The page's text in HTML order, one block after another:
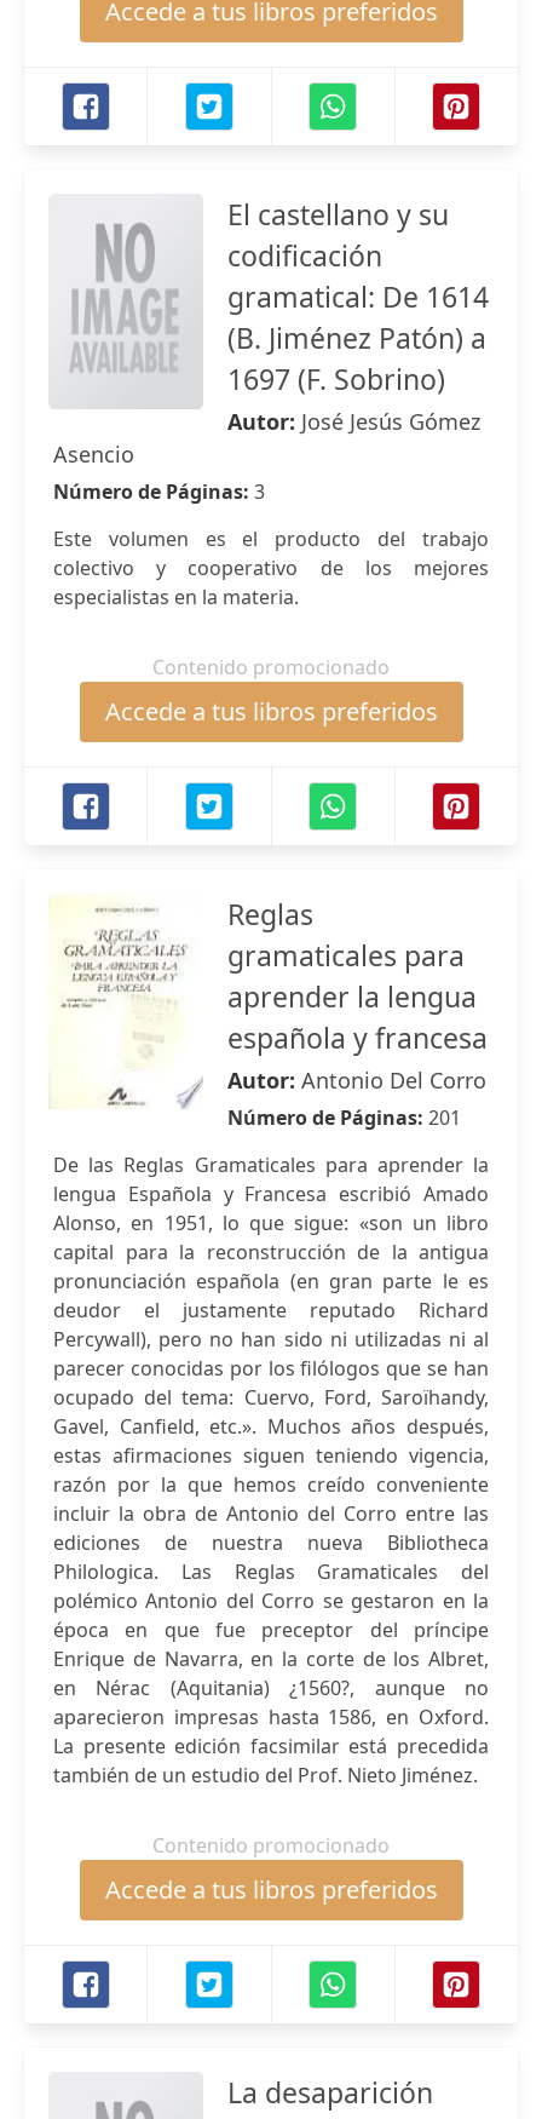
Accede a tus libros preferidos
El castellano y su
codificación
gramatical: De 1614
(B. Jiménez Patón) a
1697 (F. Sobrino)
Autor: José Jesús Gómez
Asencio
Número de Páginas: 3
Este volumen es el producto del trabajo
colectivo y cooperativo de los mejores
especialistas en la materia.
Contenido promocionado
Accede a tus libros preferidos
Reglas
gramaticales para
aprender la lengua
española y francesa
Autor: Antonio Del Corro
Número de Páginas: 201
De las Reglas Gramaticales para aprender la
lengua Española y Francesa escribió Amado
Alonso, en 1951, lo que sigue: «son un libro
capital para la reconstrucción de la antigua
pronunciación española (en gran parte le es
deudor el justamente reputado Richard
Percywall), pero no han sido ni utilizadas ni al
parecer conocidas por los filólogos que se han
ocupado del tema: Cuervo, Ford, Saroïhandy,
Gavel, Canfield, etc.». Muchos años después,
estas afirmaciones siguen teniendo vigencia,
razón por la que hemos creído conveniente
incluir la obra de Antonio del Corro entre las
ediciones de nuestra nueva Bibliotheca
Philologica. Las Reglas Gramaticales del
polémico Antonio del Corro se gestaron en la
época en que fue preceptor del príncipe
Enrique de Navarra, en la corte de los Albret,
en Nérac (Aquitania) ¿1560?, aunque no
aparecieron impresas hasta 1586, en Oxford.
La presente edición facsimilar está precedida
también de un estudio del Prof. Nieto Jiménez.
Contenido promocionado
Accede a tus libros preferidos
La desaparición